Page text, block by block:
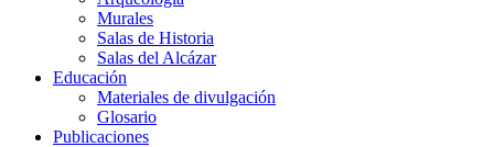
Murales
Salas de Historia
Salas del Alcázar
Educación
Materiales de divulgación
Glosario
Publicaciones